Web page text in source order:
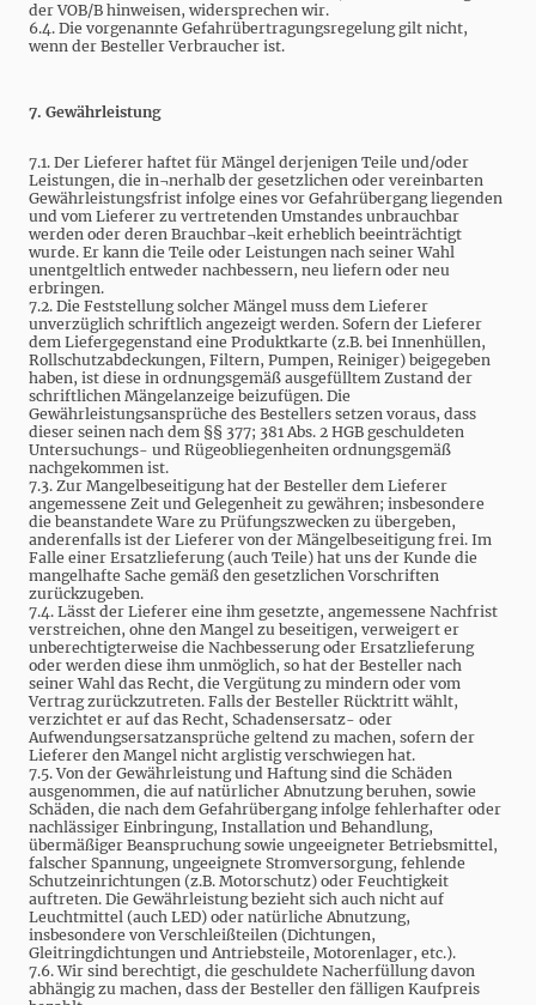
der VOB/B hinweisen, widersprechen wir.
6.4. Die vorgenannte Gefahrübertragungsregelung gilt nicht,
wenn der Besteller Verbraucher ist.
7. Gewährleistung
7.1. Der Lieferer haftet für Mängel derjenigen Teile und/oder
Leistungen, die in¬nerhalb der gesetzlichen oder vereinbarten
Gewährleistungsfrist infolge eines vor Gefahrübergang liegenden
und vom Lieferer zu vertretenden Umstandes unbrauchbar
werden oder deren Brauchbar¬keit erheblich beeinträchtigt
wurde. Er kann die Teile oder Leistungen nach seiner Wahl
unentgeltlich entweder nachbessern, neu liefern oder neu
erbringen.
7.2. Die Feststellung solcher Mängel muss dem Lieferer
unverzüglich schriftlich angezeigt werden. Sofern der Lieferer
dem Liefergegenstand eine Produktkarte (z.B. bei Innenhüllen,
Rollschutzabdeckungen, Filtern, Pumpen, Reiniger) beigegeben
haben, ist diese in ordnungsgemäß ausgefülltem Zustand der
schriftlichen Mängelanzeige beizufügen. Die
Gewährleistungsansprüche des Bestellers setzen voraus, dass
dieser seinen nach dem §§ 377; 381 Abs. 2 HGB geschuldeten
Untersuchungs- und Rügeobliegenheiten ordnungsgemäß
nachgekommen ist.
7.3. Zur Mangelbeseitigung hat der Besteller dem Lieferer
angemessene Zeit und Gelegenheit zu gewähren; insbesondere
die beanstandete Ware zu Prüfungszwecken zu übergeben,
anderenfalls ist der Lieferer von der Mängelbeseitigung frei. Im
Falle einer Ersatzlieferung (auch Teile) hat uns der Kunde die
mangelhafte Sache gemäß den gesetzlichen Vorschriften
zurückzugeben.
7.4. Lässt der Lieferer eine ihm gesetzte, angemessene Nachfrist
verstreichen, ohne den Mangel zu beseitigen, verweigert er
unberechtigterweise die Nachbesserung oder Ersatzlieferung
oder werden diese ihm unmöglich, so hat der Besteller nach
seiner Wahl das Recht, die Vergütung zu mindern oder vom
Vertrag zurückzutreten. Falls der Besteller Rücktritt wählt,
verzichtet er auf das Recht, Schadensersatz- oder
Aufwendungsersatzansprüche geltend zu machen, sofern der
Lieferer den Mangel nicht arglistig verschwiegen hat.
7.5. Von der Gewährleistung und Haftung sind die Schäden
ausgenommen, die auf natürlicher Abnutzung beruhen, sowie
Schäden, die nach dem Gefahrübergang infolge fehlerhafter oder
nachlässiger Einbringung, Installation und Behandlung,
übermäßiger Beanspruchung sowie ungeeigneter Betriebsmittel,
falscher Spannung, ungeeignete Stromversorgung, fehlende
Schutzeinrichtungen (z.B. Motorschutz) oder Feuchtigkeit
auftreten. Die Gewährleistung bezieht sich auch nicht auf
Leuchtmittel (auch LED) oder natürliche Abnutzung,
insbesondere von Verschleißteilen (Dichtungen,
Gleitringdichtungen und Antriebsteile, Motorenlager, etc.).
7.6. Wir sind berechtigt, die geschuldete Nacherfüllung davon
abhängig zu machen, dass der Besteller den fälligen Kaufpreis